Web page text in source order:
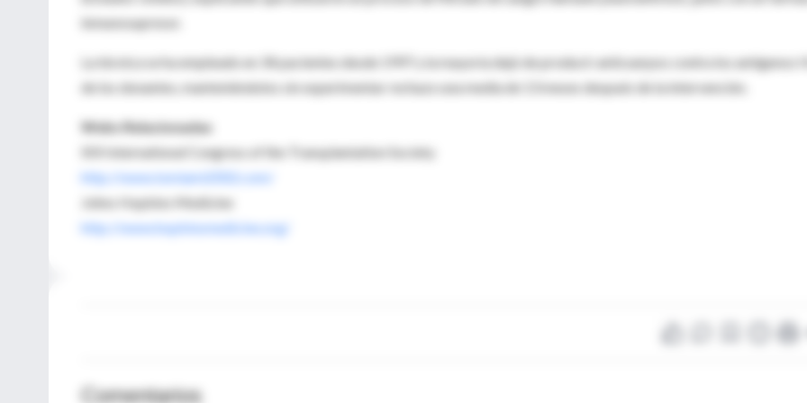
inmunosupresor.
La técnica se ha empleado en 34 pacientes desde 1997 y la mayoría dejó de producir anticuerpos contra los antígenos
de los donantes, manteniéndolos sin experimentar rechazo una media de 13 meses después de la intervención.
Webs Relacionadas
XIX International Congress of the Transplantation Society
http://www.txmiami2002.com/
Johns Hopkins Medicine
http://www.hopkinsmedicine.org/
Comentarios